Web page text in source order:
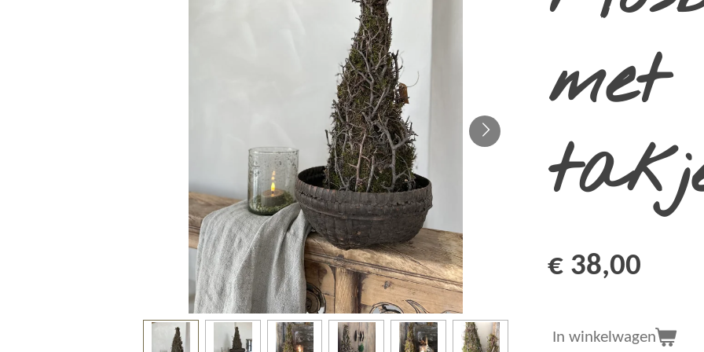
met
€ 38,00
In winkelwagen